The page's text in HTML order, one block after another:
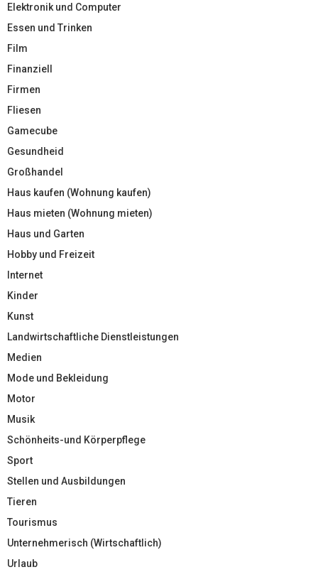
Elektronik und Computer
Essen und Trinken
Film
Finanziell
Firmen
Fliesen
Gamecube
Gesundheid
Großhandel
Haus kaufen (Wohnung kaufen)
Haus mieten (Wohnung mieten)
Haus und Garten
Hobby und Freizeit
Internet
Kinder
Kunst
Landwirtschaftliche Dienstleistungen
Medien
Mode und Bekleidung
Motor
Musik
Schönheits-und Körperpflege
Sport
Stellen und Ausbildungen
Tieren
Tourismus
Unternehmerisch (Wirtschaftlich)
Urlaub